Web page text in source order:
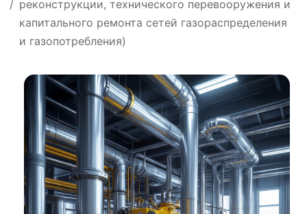
реконструкции, технического перевооружения и
капитального ремонта сетей газораспределения
и газопотребления)